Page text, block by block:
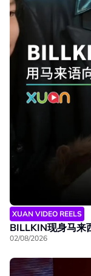
XUAN VIDEO REELS
BILLKIN现身马来
02/08/2026